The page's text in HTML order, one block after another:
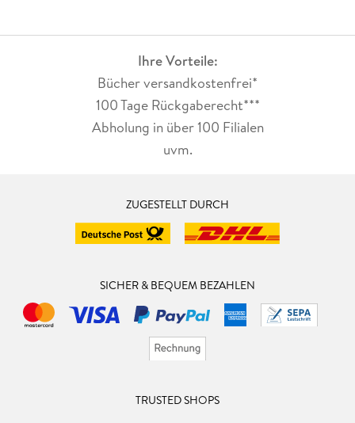
Ihre Vorteile:
Bücher versandkostenfrei*
100 Tage Rückgaberecht***
Abholung in über 100 Filialen
uvm.
ZUGESTELLT DURCH
SICHER & BEQUEM BEZAHLEN
TRUSTED SHOPS